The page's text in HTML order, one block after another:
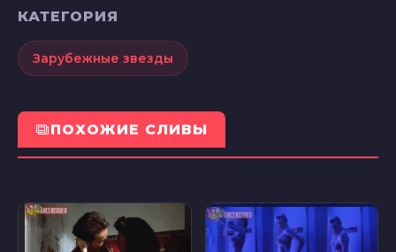
КАТЕГОРИЯ
Зарубежные звезды
ПОХОЖИЕ СЛИВЫ